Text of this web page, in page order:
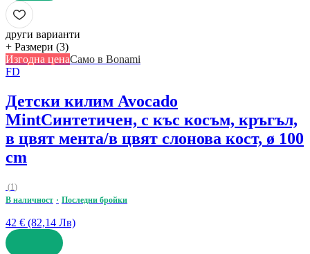
ДОБАВИ
други варианти
+ Размери (3)
Изгодна ценаСамо в Bonami
FD
Детски килим Avocado
MintСинтетичен, с къс косъм, кръгъл,
в цвят мента/в цвят слонова кост, ø 100
cm
(1)
В наличност
Последни бройки
42 € (82,14 Лв)